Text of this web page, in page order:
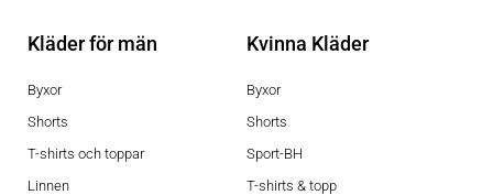
Kläder för män
Byxor
Shorts
T-shirts och toppar
Linnen
Kvinna Kläder
Byxor
Shorts
Sport-BH
T-shirts & topp